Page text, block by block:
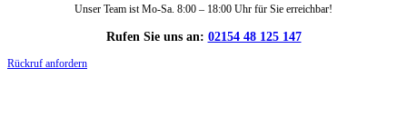
Unser Team ist Mo-Sa. 8:00 – 18:00 Uhr für Sie erreichbar!
Rufen Sie uns an: 02154 48 125 147
Rückruf anfordern